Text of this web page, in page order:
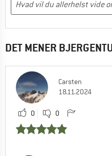
DET MENER
Carsten
18.11.2024
0 0